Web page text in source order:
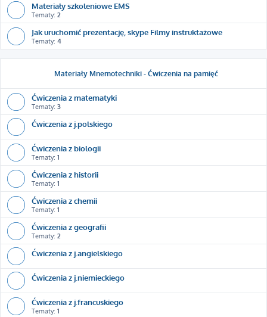
Materiały szkoleniowe EMS
Tematy: 2
Jak uruchomić prezentację, skype Filmy instruktażowe
Tematy: 4
Materiały Mnemotechniki - Ćwiczenia na pamięć
Ćwiczenia z matematyki
Tematy: 3
Ćwiczenia z j.polskiego
Ćwiczenia z biologii
Tematy: 1
Ćwiczenia z historii
Tematy: 1
Ćwiczenia z chemii
Tematy: 1
Ćwiczenia z geografii
Tematy: 2
Ćwiczenia z j.angielskiego
Ćwiczenia z j.niemieckiego
Ćwiczenia z j.francuskiego
Tematy: 1